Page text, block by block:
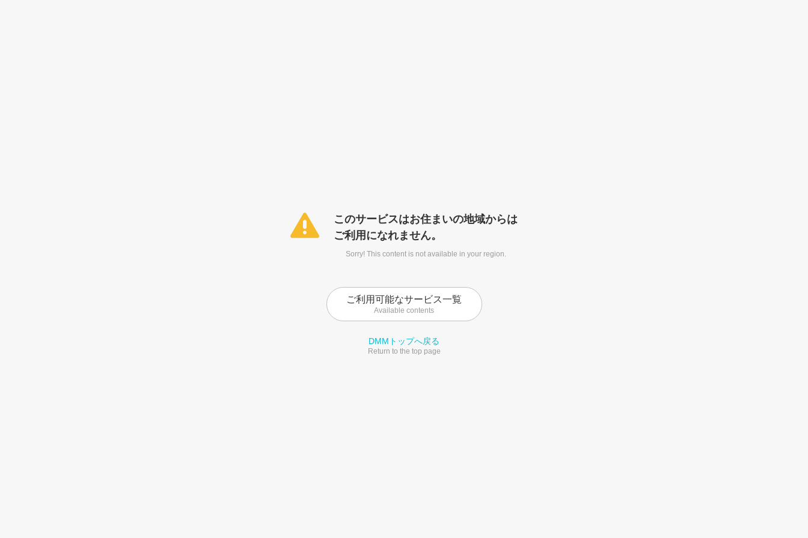
このサービスはお住まいの地域からは
ご利用になれません。
Sorry! This content is not available in your region.
ご利用可能なサービス一覧
Available contents
DMMトップへ戻る
Return to the top page